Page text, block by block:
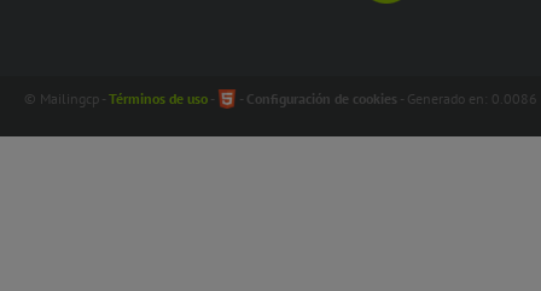
© Mailingcp - Términos de uso - - Configuración de cookies - Generado en: 0.0086